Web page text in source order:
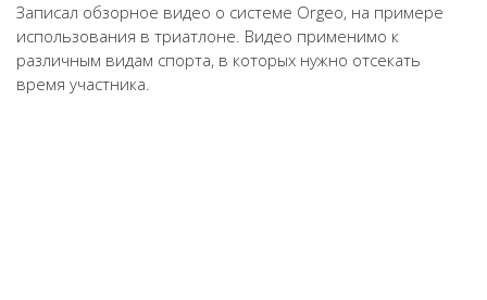
Обзорное
видео
о
Записал обзорное видео о системе Orgeo, на примере
использования в триатлоне. Видео применимо к
различным видам спорта, в которых нужно отсекать
время участника.